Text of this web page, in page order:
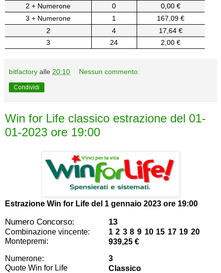
2 + Numerone
0
0,00 €
3 + Numerone
1
167,09 €
2
4
17,64 €
3
24 2,00 €
bitfactory alle 20:10 Nessun commento:
Condividi
Win for Life classico estrazione del 01-
01-2023 ore 19:00
Estrazione Win for Life del 1 gennaio 2023 ore 19:00
Numero Concorso: 13
Combinazione vincente:
1 2 3 8 9 10 15 17 19 20
Montepremi:
939,25 €
Numerone:
3
Quote Win for Life
Classico